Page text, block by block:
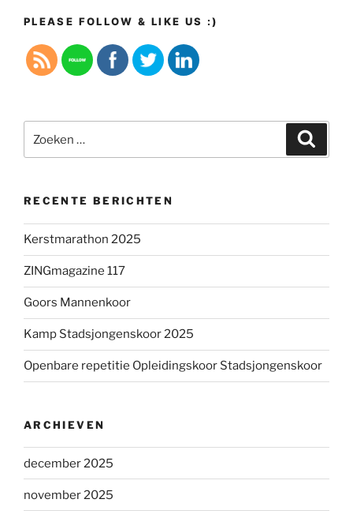
PLEASE FOLLOW & LIKE US :)
naar:
RECENTE BERICHTEN
Kerstmarathon 2025
ZINGmagazine 117
Goors Mannenkoor
Kamp Stadsjongenskoor 2025
Openbare repetitie Opleidingskoor Stadsjongenskoor
ARCHIEVEN
december 2025
november 2025